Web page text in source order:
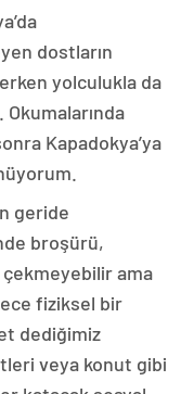
dostların
yolculukla da
Okumalarında
Kapadokya’ya
geride
broşürü,
çekmeyebilir ama
fiziksel bir
dediğimiz
veya konut gibi